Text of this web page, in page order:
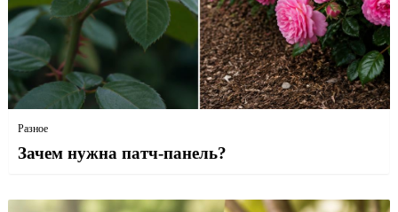
Разное
Зачем нужна патч-панель?